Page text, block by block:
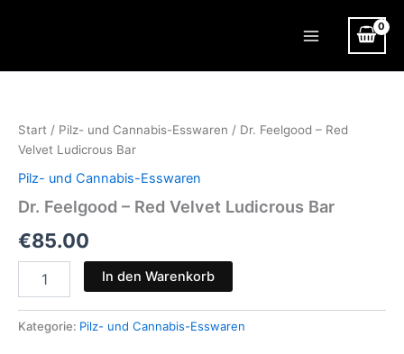
Start / Pilz- und Cannabis-Esswaren / Dr. Feelgood – Red
Velvet Ludicrous Bar
Pilz- und Cannabis-Esswaren
Dr. Feelgood – Red Velvet Ludicrous Bar
€85.00
Feelgood
Red
In den Warenkorb
Kategorie: Pilz- und Cannabis-Esswaren